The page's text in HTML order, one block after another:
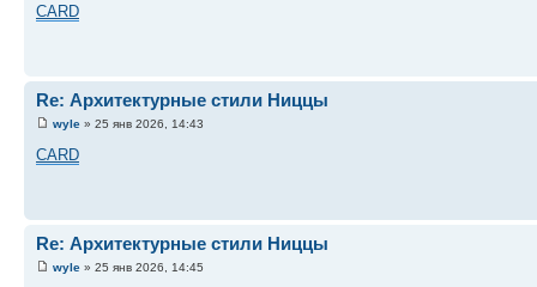
CARD
Re: Архитектурные стили Ниццы
wyle » 25 янв 2026, 14:43
CARD
Re: Архитектурные стили Ниццы
wyle » 25 янв 2026, 14:45